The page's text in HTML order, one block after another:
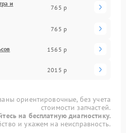
и
765 р
765 р
1565 р
2015 р
ориентировочные, без учета
стоимости запчастей.
на бесплатную диагностику.
и укажем на неисправность.